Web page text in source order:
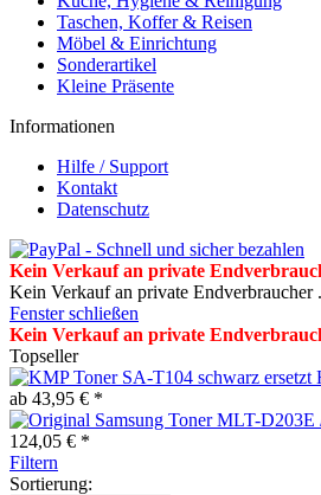
Taschen, Koffer & Reisen
Möbel & Einrichtung
Sonderartikel
Kleine Präsente
Informationen
Hilfe / Support
Kontakt
Datenschutz
Kein Verkauf an private
Kein Verkauf an private Endverbraucher
Fenster schließen
Kein Verkauf an private
Topseller
ab 43,95 € *
124,05 € *
Filtern
Sortierung: